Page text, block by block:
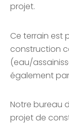
projet.
Ce terrain est
construction
(eau/
également
Notre bureau
projet de